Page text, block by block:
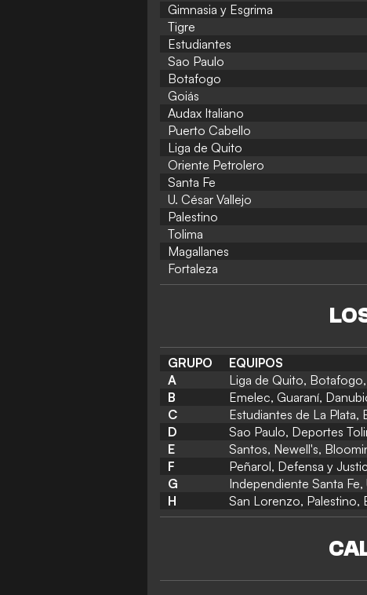
Gimnasia y Esgrima
Tigre
Estudiantes
Sao Paulo
Botafogo
Goiás
Audax Italiano
Puerto Cabello
Liga de Quito
Oriente Petrolero
Santa Fe
U. César Vallejo
Palestino
Tolima
Magallanes
Fortaleza
GRUPO
EQUIPOS
A
Liga de Quito,
B
Emelec, Guaraní,
C
Estudiantes de La
D
Sao Paulo, Deportes
E
Santos, Newell's,
F
Peñarol, Defensa y
G
Independiente Santa Fe,
H
San Lorenzo, Palestino,